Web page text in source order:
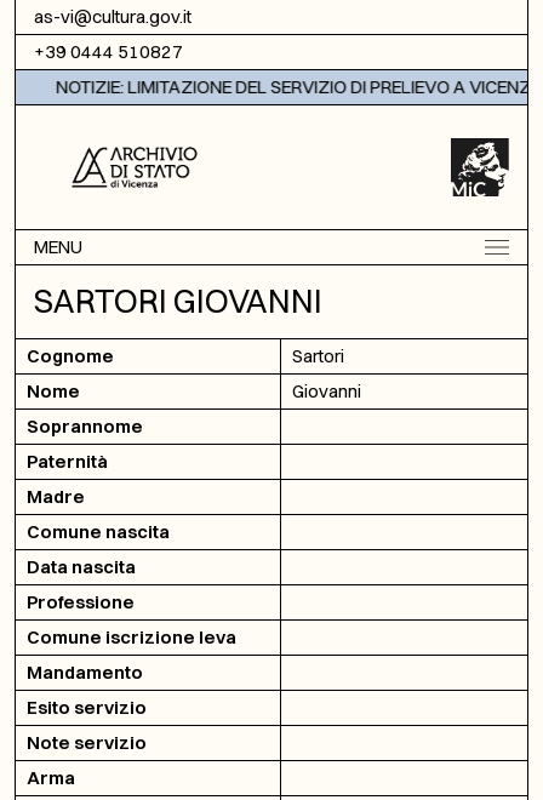
Vai al contenuto
as-vi@cultura.gov.it
+39 0444 510827
NOTIZIE: LIMITAZIONE DEL SERVIZIO DI PRELIEVO A VICENZA
MENU
SARTORI GIOVANNI
Cognome
Sartori
Nome
Giovanni
Soprannome
Paternità
Madre
Comune nascita
Data nascita
Professione
Comune iscrizione leva
Mandamento
Esito servizio
Note servizio
Arma